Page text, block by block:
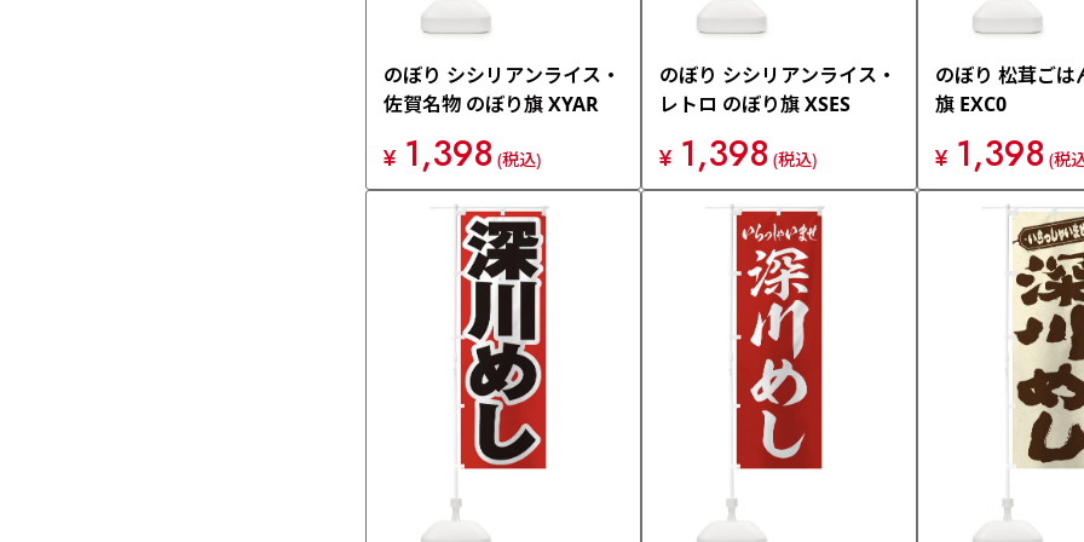
のぼり シシリアンライス・
佐賀名物 のぼり旗 XYAR
¥ 1,398 (税込)
のぼり シシリアンライス・
レトロ のぼり旗 XSES
¥ 1,398 (税込)
のぼり 松茸ごは
旗 EXC0
¥ 1,398 (税